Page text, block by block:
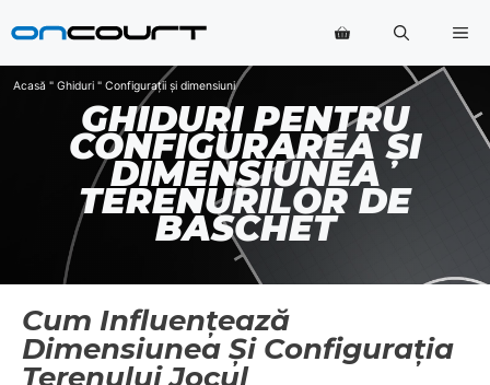
la
Acasă " Ghiduri " Configurații și dimensiuni
GHIDURI PENTRU
CONFIGURAREA ȘI
DIMENSIUNEA
TERENURILOR DE
BASCHET
Cum Influențează
Dimensiunea Și Configurația
Terenului Jocul